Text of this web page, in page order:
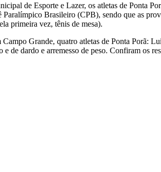
de Esporte e Lazer, os atletas de Ponta
Brasileiro (CPB), sendo que as
primeira vez, tênis de mesa).
Grande, quatro atletas de Ponta Porã:
e de dardo e arremesso de peso. Confiram os